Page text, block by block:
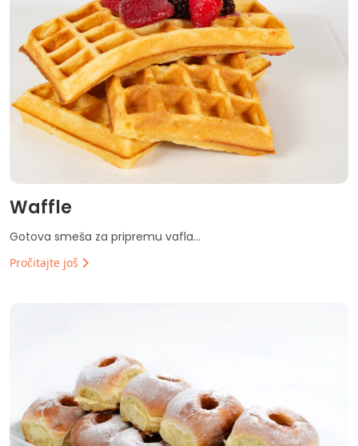
Waffle
Gotova smeša za pripremu vafla...
Pročitajte još